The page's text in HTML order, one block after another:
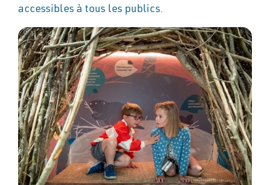
accessibles à tous les publics.